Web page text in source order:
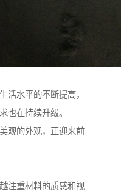
活水平的不断提高，
也在持续升级。
观的外观，正迎来前
注重材料的质感和视